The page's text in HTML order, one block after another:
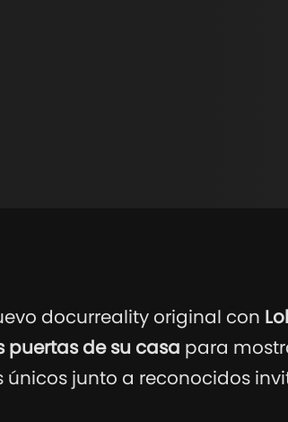
docurreality original con
puertas de su casa para
junto a reconocidos